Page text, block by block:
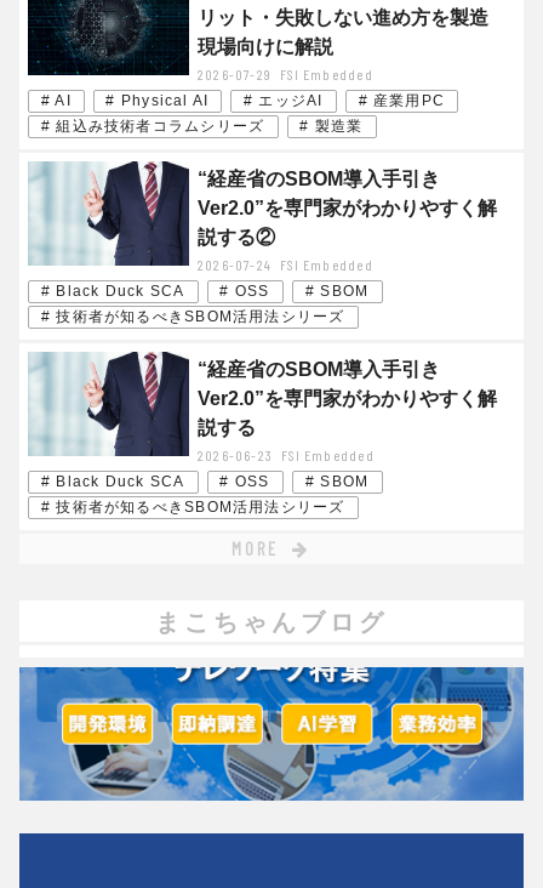
リット・失敗しない進め方を製造
現場向けに解説
2026-07-29
FSI Embedded
# AI
# Physical AI # エッジAI
# 産業用PC
# 組込み技術者コラムシリーズ
# 製造業
“経産省のSBOM導入手引き
Ver2.0”を専門家がわかりやすく解
説する②
2026-07-24
FSI Embedded
# Black Duck SCA
# OSS
# SBOM
# 技術者が知るべきSBOM活用法シリーズ
“経産省のSBOM導入手引き
Ver2.0”を専門家がわかりやすく解
説する
2026-06-23
FSI Embedded
# Black Duck SCA
# OSS
# SBOM
# 技術者が知るべきSBOM活用法シリーズ
MORE
まこちゃんブログ